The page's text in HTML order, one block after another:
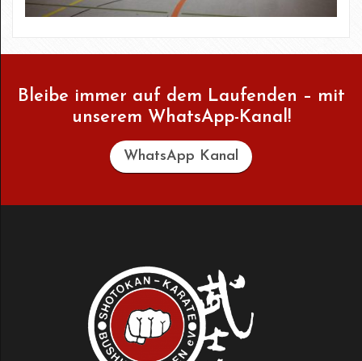
Bleibe immer auf dem Laufenden – mit
unserem WhatsApp-Kanal!
WhatsApp Kanal